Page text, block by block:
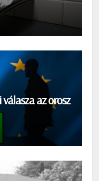
az orosz